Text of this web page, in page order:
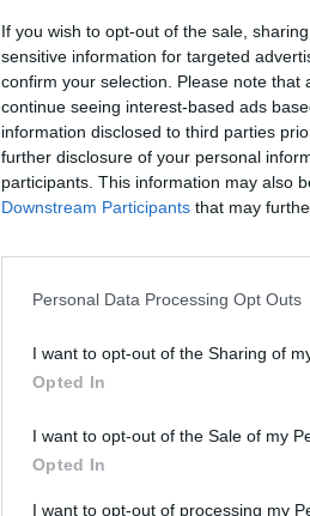
If you wish to opt-out of the sale,
sensitive information for targeted
confirm your selection. Please note
continue seeing interest-based ads
information disclosed to third parties
further disclosure of your personal
participants. This information may also
Downstream Participants that may
Personal Data Processing Opt Outs
I want to opt-out of the Sharing of
Opted In
I want to opt-out of the Sale of my
Opted In
I want to opt-out of processing my